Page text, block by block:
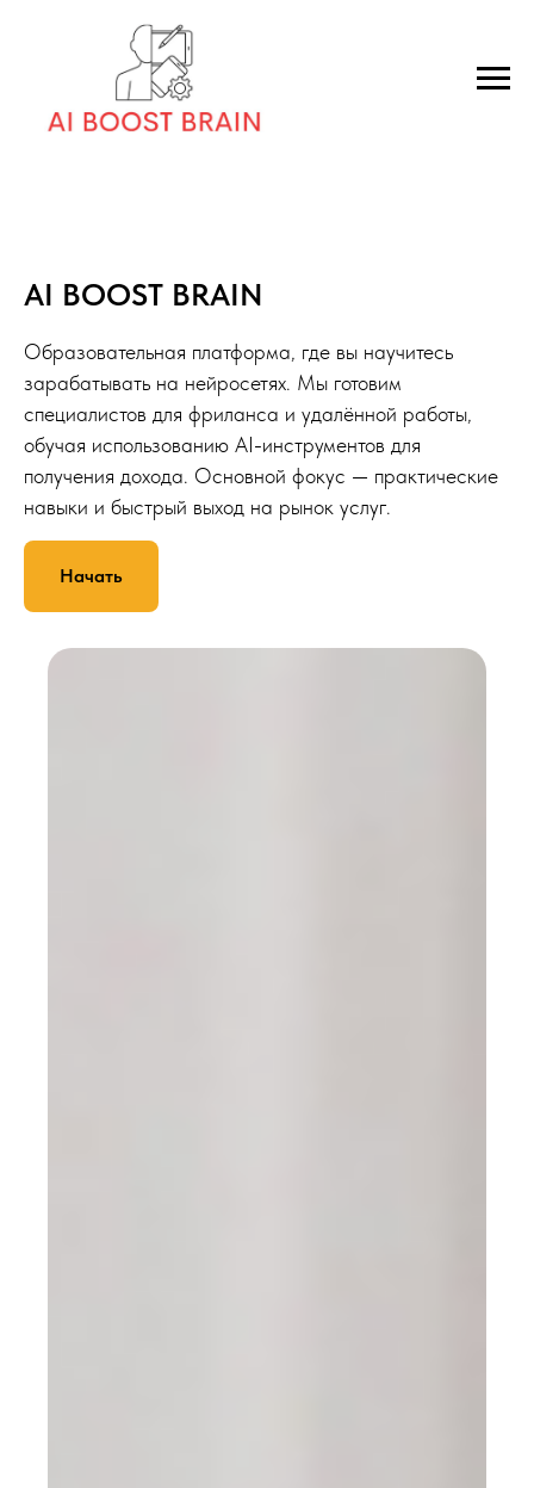
AI BOOST BRAIN
Образовательная платформа, где вы научитесь
зарабатывать на нейросетях. Мы готовим
специалистов для фриланса и удалённой работы,
обучая использованию AI-инструментов для
получения дохода. Основной фокус — практические
навыки и быстрый выход на рынок услуг.
Начать